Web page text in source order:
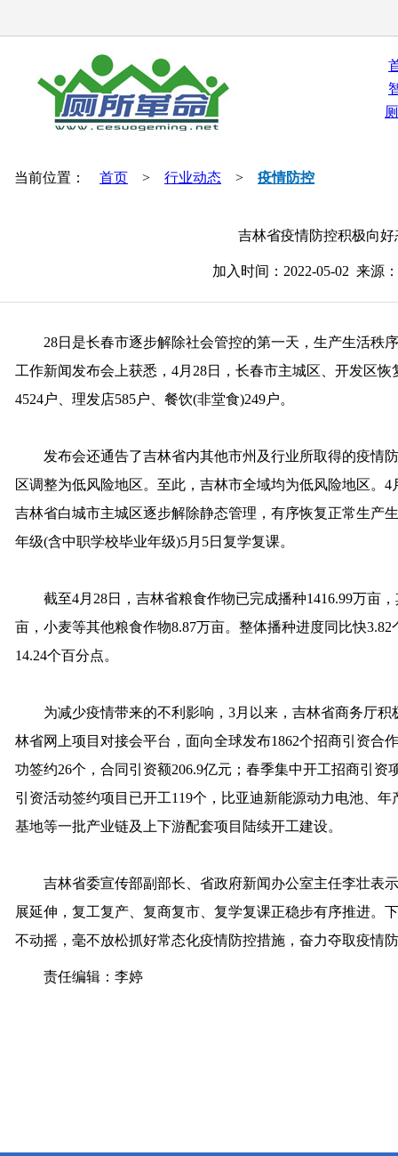
当前位置： 首页 > 行业动态 > 疫情防控
吉林省疫情防控积极向
加入时间：2022-05-02 来源
28日是长春市逐步解除社会管控的第一天，生产生活秩
工作新闻发布会上获悉，4月28日，长春市主城区、开发区
4524户、理发店585户、餐饮(非堂食)249户。
发布会还通告了吉林省内其他市州及行业所取得的疫情防
区调整为低风险地区。至此，吉林市全域均为低风险地区。
吉林省白城市主城区逐步解除静态管理，有序恢复正常生产
年级(含中职学校毕业年级)5月5日复学复课。
截至4月28日，吉林省粮食作物已完成播种1416.99万亩，
亩，小麦等其他粮食作物8.87万亩。整体播种进度同比快
14.24个百分点。
为减少疫情带来的不利影响，3月以来，吉林省商务厅积
林省网上项目对接会平台，面向全球发布1862个招商引资合
功签约26个，合同引资额206.9亿元；春季集中开工招商引资
引资活动签约项目已开工119个，比亚迪新能源动力电池、
基地等一批产业链及上下游配套项目陆续开工建设。
吉林省委宣传部副部长、省政府新闻办公室主任李壮表
展延伸，复工复产、复商复市、复学复课正稳步有序推进。
不动摇，毫不放松抓好常态化疫情防控措施，奋力夺取疫情
责任编辑：李婷